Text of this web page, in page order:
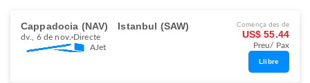
Cappadocia (NAV) Istanbul (SAW)
dv., 6 de nov. Directe
AJet
Comença des de
US$ 55.44
Preu/ Pax
Llibre